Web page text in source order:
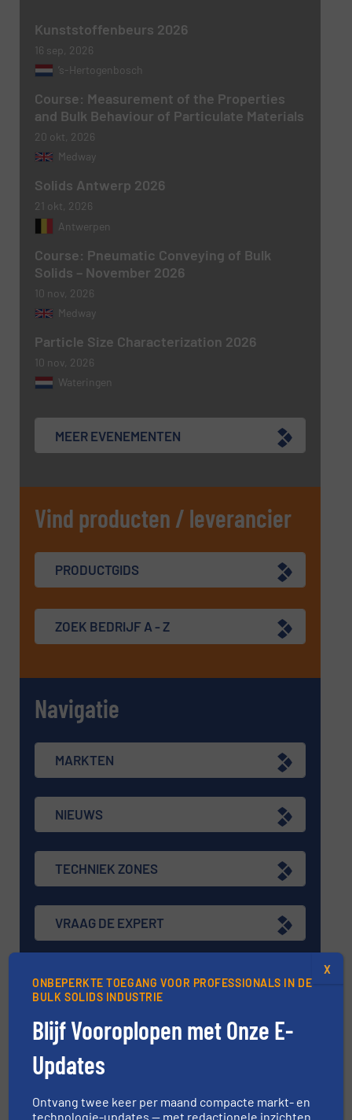
Nieuwsbrief
Ja, schrijf mij in voor de BulkTech
nieuwsbrieven.
CAPTCHA
Kunststoffenbeurs 2026
16 sep, 2026
’s-Hertogenbosch
Course: Measurement of the Properties
and Bulk Behaviour of Particulate Materials
20 okt, 2026
Medway
Solids Antwerp 2026
21 okt, 2026
Antwerpen
Course: Pneumatic Conveying of Bulk
Solids – November 2026
10 nov, 2026
Medway
Particle Size Characterization 2026
10 nov, 2026
Wateringen
MEER EVENEMENTEN
Vind producten / leverancier
PRODUCTGIDS
ZOEK BEDRIJF A - Z
Navigatie
MARKTEN
NIEUWS
TECHNIEK ZONES
VRAAG DE EXPERT
EVENEMENTEN
VIDEO'S
ONBEPERKTE TOEGANG VOOR PROFESSIONALS IN DE
BULK SOLIDS INDUSTRIE
Blijf Vooroplopen met Onze E-
Updates
Ontvang twee keer per maand compacte markt- en
technologie-updates — met redactionele inzichten
X